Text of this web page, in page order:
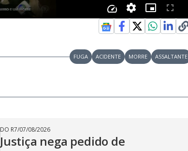
FUGA ACIDENTE MORRE ASSALTANTE
DO R7/07/08/2026
Justiça nega pedido de